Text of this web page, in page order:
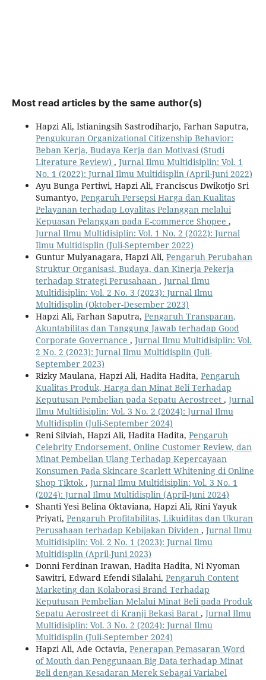
Most read articles by the same author(s)
Hapzi Ali, Istianingsih Sastrodiharjo, Farhan Saputra,
Pengukuran Organizational Citizenship Behavior:
Beban Kerja, Budaya Kerja dan Motivasi (Studi
Literature Review) , Jurnal Ilmu Multidisiplin: Vol. 1
No. 1 (2022): Jurnal Ilmu Multidisplin (April-Juni 2022)
Ayu Bunga Pertiwi, Hapzi Ali, Franciscus Dwikotjo Sri
Sumantyo, Pengaruh Persepsi Harga dan Kualitas
Pelayanan terhadap Loyalitas Pelanggan melalui
Kepuasan Pelanggan pada E-commerce Shopee ,
Jurnal Ilmu Multidisiplin: Vol. 1 No. 2 (2022): Jurnal
Ilmu Multidisplin (Juli-September 2022)
Guntur Mulyanagara, Hapzi Ali, Pengaruh Perubahan
Struktur Organisasi, Budaya, dan Kinerja Pekerja
terhadap Strategi Perusahaan , Jurnal Ilmu
Multidisiplin: Vol. 2 No. 3 (2023): Jurnal Ilmu
Multidisplin (Oktober-Desember 2023)
Hapzi Ali, Farhan Saputra, Pengaruh Transparan,
Akuntabilitas dan Tanggung Jawab terhadap Good
Corporate Governance , Jurnal Ilmu Multidisiplin: Vol.
2 No. 2 (2023): Jurnal Ilmu Multidisplin (Juli-
September 2023)
Rizky Maulana, Hapzi Ali, Hadita Hadita, Pengaruh
Kualitas Produk, Harga dan Minat Beli Terhadap
Keputusan Pembelian pada Sepatu Aerostreet , Jurnal
Ilmu Multidisiplin: Vol. 3 No. 2 (2024): Jurnal Ilmu
Multidisplin (Juli-September 2024)
Reni Silviah, Hapzi Ali, Hadita Hadita, Pengaruh
Celebrity Endorsement, Online Customer Review, dan
Minat Pembelian Ulang Terhadap Kepercayaan
Konsumen Pada Skincare Scarlett Whitening di Online
Shop Tiktok , Jurnal Ilmu Multidisiplin: Vol. 3 No. 1
(2024): Jurnal Ilmu Multidisplin (April-Juni 2024)
Shanti Yesi Belina Oktaviana, Hapzi Ali, Rini Yayuk
Priyati, Pengaruh Profitabilitas, Likuiditas dan Ukuran
Perusahaan terhadap Kebijakan Dividen , Jurnal Ilmu
Multidisiplin: Vol. 2 No. 1 (2023): Jurnal Ilmu
Multidisplin (April-Juni 2023)
Donni Ferdinan Irawan, Hadita Hadita, Ni Nyoman
Sawitri, Edward Efendi Silalahi, Pengaruh Content
Marketing dan Kolaborasi Brand Terhadap
Keputusan Pembelian Melalui Minat Beli pada Produk
Sepatu Aerostreet di Kranji Bekasi Barat , Jurnal Ilmu
Multidisiplin: Vol. 3 No. 2 (2024): Jurnal Ilmu
Multidisplin (Juli-September 2024)
Hapzi Ali, Ade Octavia, Penerapan Pemasaran Word
of Mouth dan Penggunaan Big Data terhadap Minat
Beli dengan Kesadaran Merek Sebagai Variabel